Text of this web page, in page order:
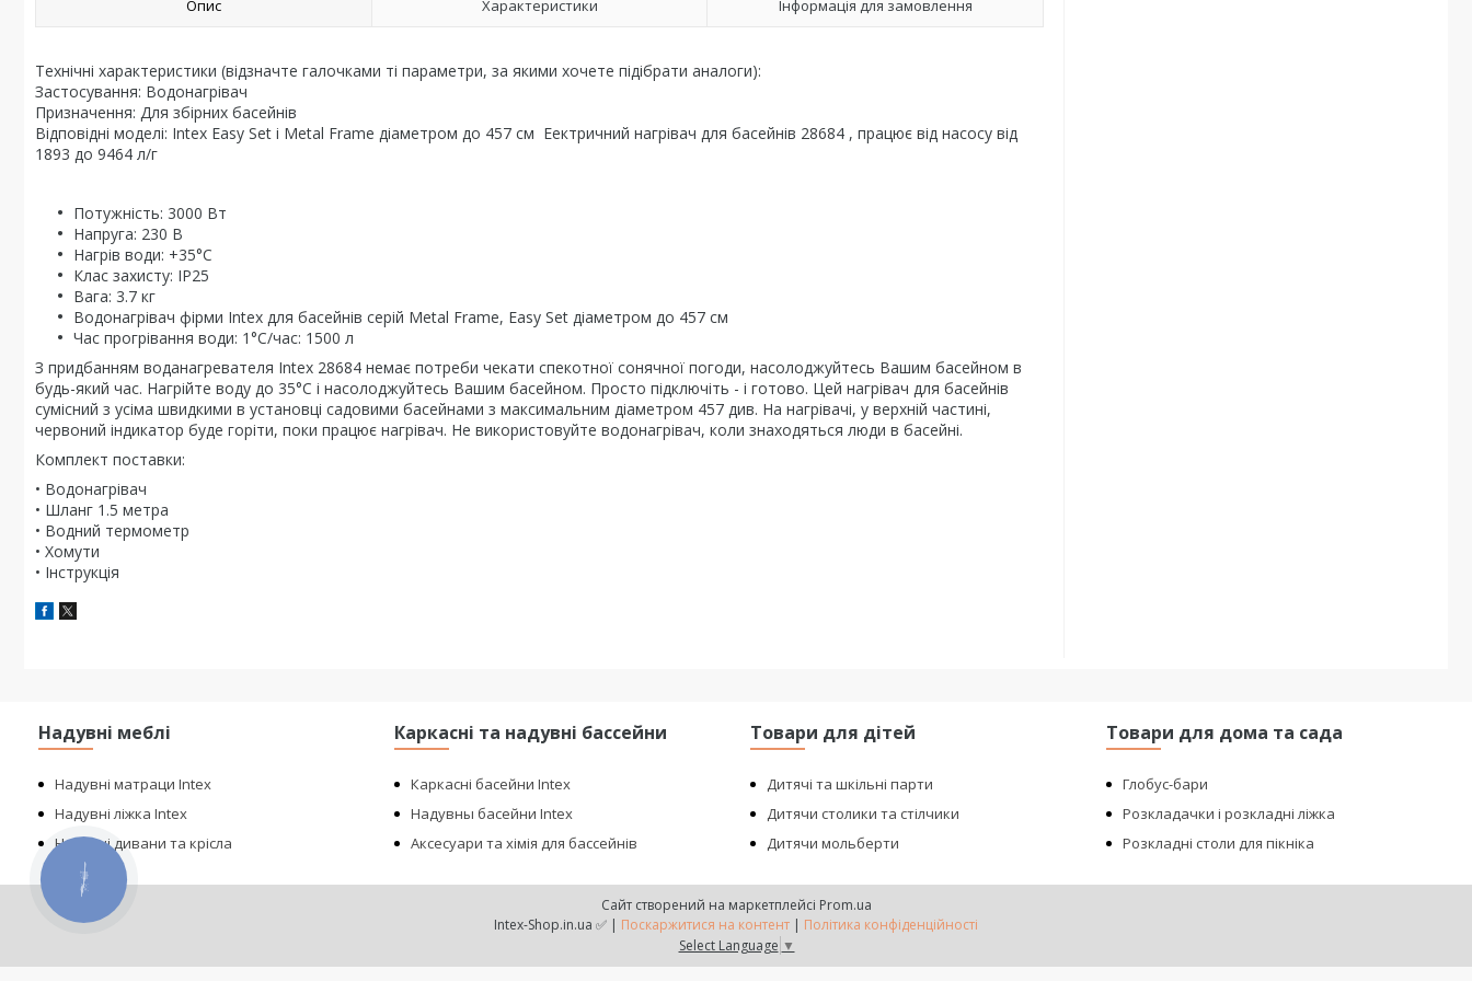
Опис Характеристики Інформація для замовлення
Технічні характеристики (відзначте галочками ті параметри, за якими хочете підібрати аналоги):
Застосування: Водонагрівач
Призначення: Для збірних басейнів
Відповідні моделі: Intex Easy Set і Metal Frame діаметром до 457 см Еектричний нагрівач для басейнів 28684 , працює від насосу від
1893 до 9464 л/г
Потужність: 3000 Вт
Напруга: 230 В
Нагрів води: +35°C
Клас захисту: IP25
Вага: 3.7 кг
Водонагрівач фірми Intex для басейнів серій Metal Frame, Easy Set діаметром до 457 см
Час прогрівання води: 1°C/час: 1500 л
З придбанням воданагревателя Intex 28684 немає потреби чекати спекотної сонячної погоди, насолоджуйтесь Вашим басейном в
будь-який час. Нагрійте воду до 35°C і насолоджуйтесь Вашим басейном. Просто підключіть - і готово. Цей нагрівач для басейнів
сумісний з усіма швидкими в установці садовими басейнами з максимальним діаметром 457 див. На нагрівачі, у верхній частині,
червоний індикатор буде горіти, поки працює нагрівач. Не використовуйте водонагрівач, коли знаходяться люди в басейні.
Комплект поставки:
• Водонагрівач
• Шланг 1.5 метра
• Водний термометр
• Хомути
• Інструкція
Надувні меблі
Надувні матраци Intex
Надувні ліжка Intex
Надувні дивани та крісла
Каркасні та надувні бассейни
Каркасні басейни Intex
Надувны басейни Intex
Аксесуари та хімія для бассейнів
Товари для дітей
Дитячі та шкільні парти
Дитячи столики та стілчики
Дитячи мольберти
Товари для дома та сада
Глобус-бари
Розкладачки і розкладні ліжка
Розкладні столи для пікніка
Сайт створений на маркетплейсі Prom.ua
Intex-Shop.in.ua ✅ | Поскаржитися на контент | Політика конфіденційності
Select Language ▼
КНОПКА
ЗВ'ЯЗКУ